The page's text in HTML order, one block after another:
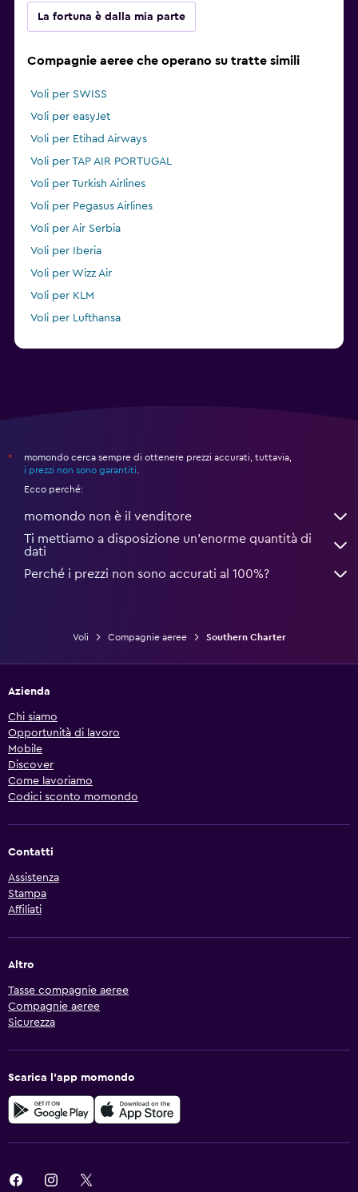
La fortuna è dalla mia parte
Compagnie aeree che operano su tratte simili
Voli per SWISS
Voli per easyJet
Voli per Etihad Airways
Voli per TAP AIR PORTUGAL
Voli per Turkish Airlines
Voli per Pegasus Airlines
Voli per Air Serbia
Voli per Iberia
Voli per Wizz Air
Voli per KLM
Voli per Lufthansa
*
momondo cerca sempre di ottenere prezzi accurati, tuttavia,
i prezzi non sono garantiti
Ecco perché:
momondo non è il venditore
Ti mettiamo a disposizione un’enorme quantità di
dati
Perché i prezzi non sono accurati al 100%?
Voli Compagnie aeree Southern Charter
Azienda
Chi siamo
Opportunità di lavoro
Mobile
Discover
Come lavoriamo
Codici sconto momondo
Contatti
Assistenza
Stampa
Affiliati
Altro
Tasse compagnie aeree
Compagnie aeree
Sicurezza
Scarica l'app momondo